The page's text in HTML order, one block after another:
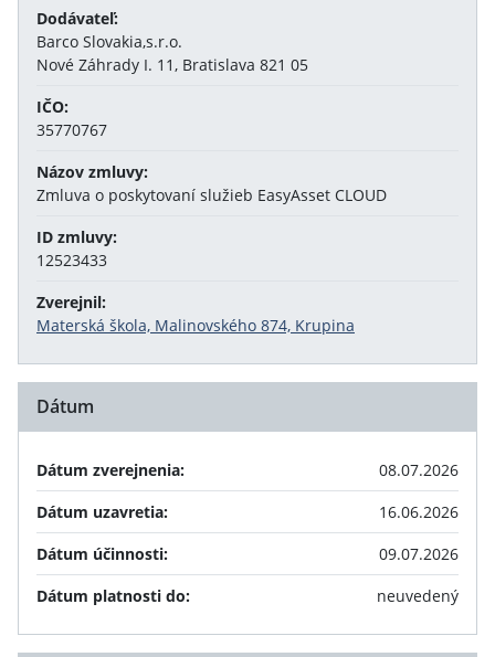
Dodávateľ:
Barco Slovakia,s.r.o.
Nové Záhrady I. 11, Bratislava 821 05
IČO:
35770767
Názov zmluvy:
Zmluva o poskytovaní služieb EasyAsset CLOUD
ID zmluvy:
12523433
Zverejnil:
Materská škola, Malinovského 874, Krupina
Dátum
Dátum zverejnenia:
08.07.2026
Dátum uzavretia:
16.06.2026
Dátum účinnosti:
09.07.2026
Dátum platnosti do:
neuvedený